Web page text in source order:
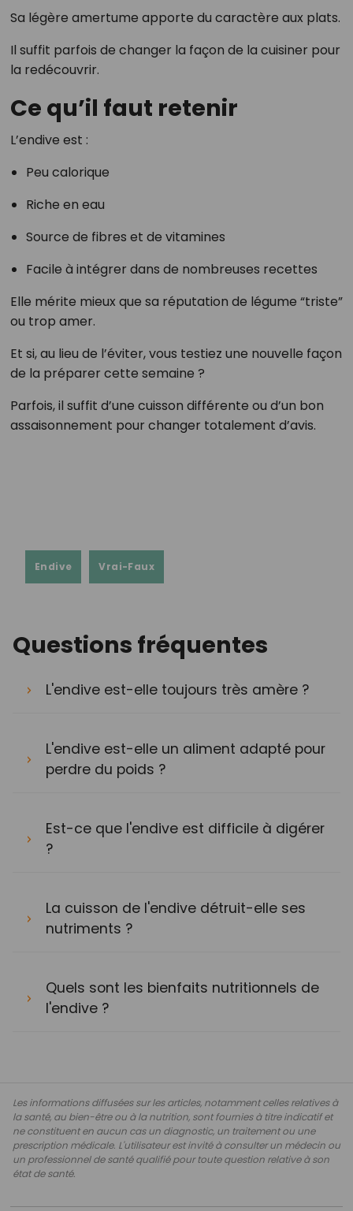
Sa légère amertume apporte du caractère aux plats.
Il suffit parfois de changer la façon de la cuisiner pour
la redécouvrir.
Ce qu’il faut retenir
L’endive est :
Peu calorique
Riche en eau
Source de fibres et de vitamines
Facile à intégrer dans de nombreuses recettes
Elle mérite mieux que sa réputation de légume “triste”
ou trop amer.
Et si, au lieu de l’éviter, vous testiez une nouvelle façon
de la préparer cette semaine ?
Parfois, il suffit d’une cuisson différente ou d’un bon
assaisonnement pour changer totalement d’avis.
Endive Vrai-Faux
Questions fréquentes
L'endive est-elle toujours très amère ?
L'endive est-elle un aliment adapté pour
perdre du poids ?
Est-ce que l'endive est difficile à digérer
?
La cuisson de l'endive détruit-elle ses
nutriments ?
Quels sont les bienfaits nutritionnels de
l'endive ?
Les informations diffusées sur les articles, notamment celles relatives à
la santé, au bien-être ou à la nutrition, sont fournies à titre indicatif et
ne constituent en aucun cas un diagnostic, un traitement ou une
prescription médicale. L'utilisateur est invité à consulter un médecin ou
un professionnel de santé qualifié pour toute question relative à son
état de santé.